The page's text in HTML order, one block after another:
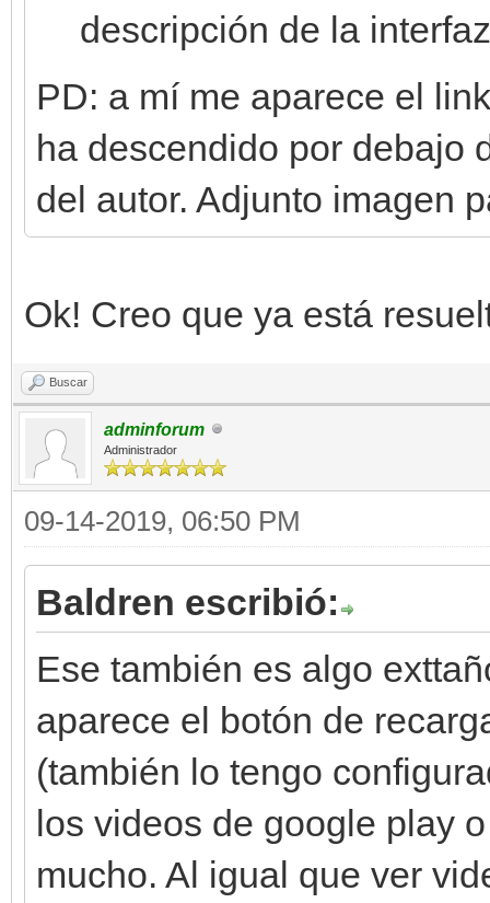
descripción de la
PD: a mí me aparece el
ha descendido por debajo
del autor. Adjunto imagen
Ok! Creo que ya está
Buscar
adminforum
Administrador
09-14-2019, 06:50 PM
Baldren escribió:
Ese también es algo
aparece el botón de
(también lo tengo
los videos de google play
mucho. Al igual que ver